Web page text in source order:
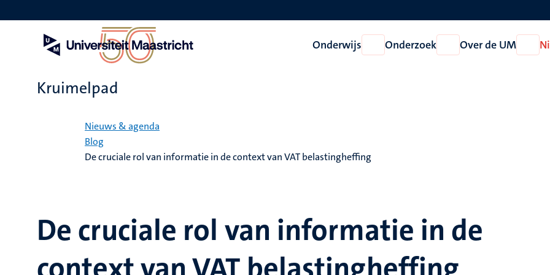
en
Onderwijs
Open
Onderwijs
Onderzoek
Open
Onderzoek
Over de UM
Open
Over
Kruimelpad
Nieuws & agenda
Blog
De cruciale rol van informatie in de context van VAT belastingheffing
De cruciale rol van informatie in de